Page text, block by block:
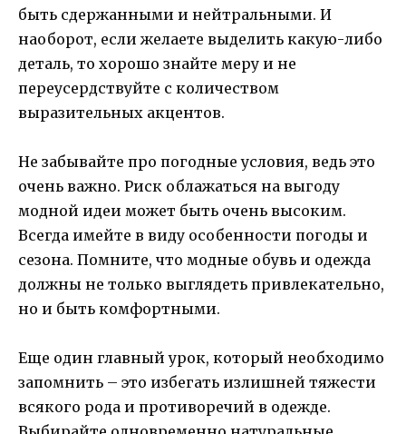
быть сдержанными и нейтральными. И
наоборот, если желаете выделить какую-либо
деталь, то хорошо знайте меру и не
переусердствуйте с количеством
выразительных акцентов.
Не забывайте про погодные условия, ведь это
очень важно. Риск облажаться на выгоду
модной идеи может быть очень высоким.
Всегда имейте в виду особенности погоды и
сезона. Помните, что модные обувь и одежда
должны не только выглядеть привлекательно,
но и быть комфортными.
Еще один главный урок, который необходимо
запомнить – это избегать излишней тяжести
всякого рода и противоречий в одежде.